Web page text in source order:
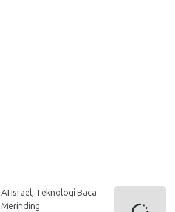
Israel, Teknologi Baca